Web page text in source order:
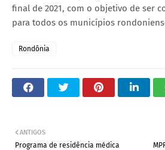
final de 2021, com o objetivo de ser
para todos os municípios
Rondônia
ANTIGOS
Programa de residência médica